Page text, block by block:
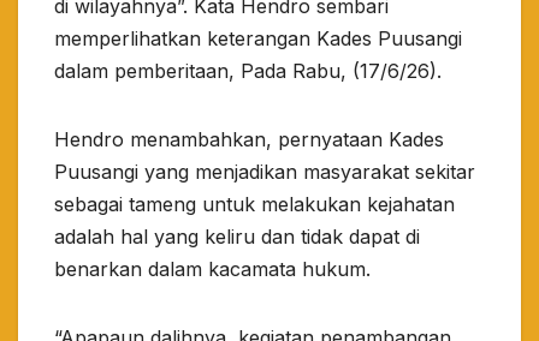
di wilayahnya”. Kata Hendro sembari
memperlihatkan keterangan Kades Puusangi
dalam pemberitaan, Pada Rabu, (17/6/26).
Hendro menambahkan, pernyataan Kades
Puusangi yang menjadikan masyarakat sekitar
sebagai tameng untuk melakukan kejahatan
adalah hal yang keliru dan tidak dapat di
benarkan dalam kacamata hukum.